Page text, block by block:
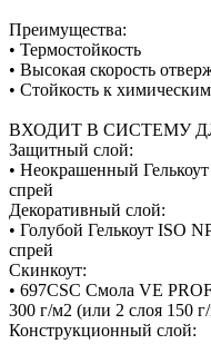
Преимущества:
• Термостойкость
• Высокая скорость
• Стойкость к
ВХОДИТ В СИСТЕМУ
Защитный слой:
• Неокрашенный
спрей
Декоративный слой:
• Голубой Гелькоут ISO
спрей
Скинкоут:
• 697CSC Смола VE
300 г/м2 (или 2 слоя 150
Конструкционный слой: